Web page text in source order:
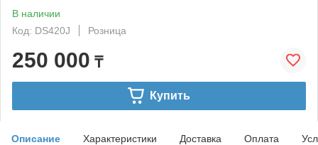
В наличии
Код: DS420J
Розница
250 000 ₸
Купить
Описание Характеристики Доставка Оплата